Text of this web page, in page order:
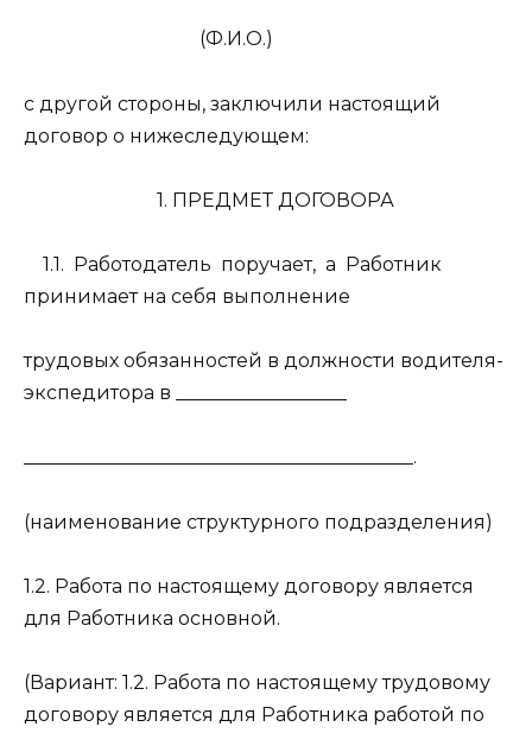
(Ф.И.О.)
с другой стороны, заключили настоящий
договор о нижеследующем:
1. ПРЕДМЕТ ДОГОВОРА
1.1. Работодатель поручает, а Работник
принимает на себя выполнение
трудовых обязанностей в должности водителя-
экспедитора в __________________
_________________________________________.
(наименование структурного подразделения)
1.2. Работа по настоящему договору является
для Работника основной.
(Вариант: 1.2. Работа по настоящему трудовому
договору является для Работника работой по